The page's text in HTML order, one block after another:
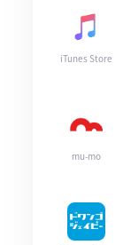
iTunes Store
mu-mo